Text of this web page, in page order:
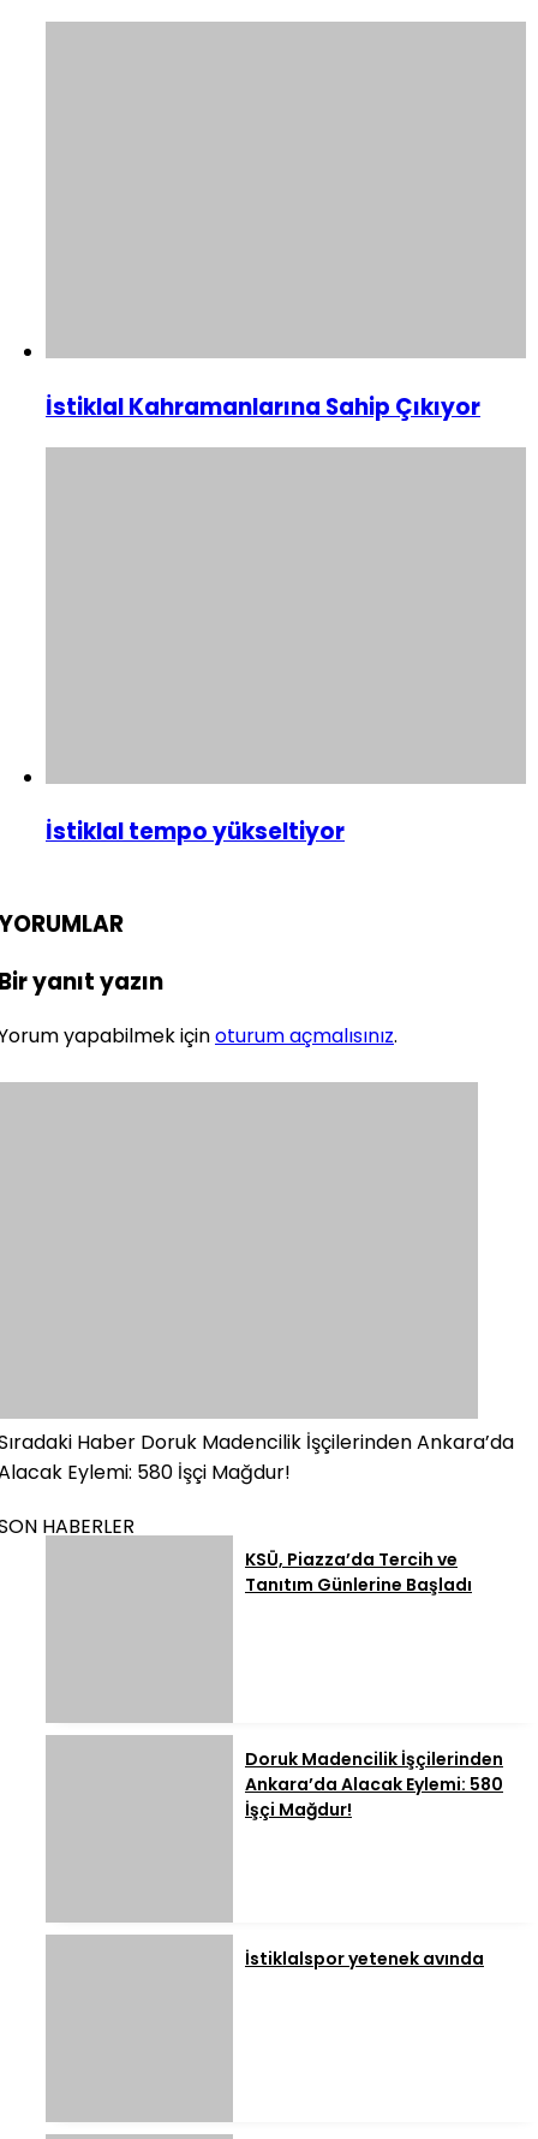
İstiklal Kahramanlarına Sahip Çıkıyor
İstiklal tempo yükseltiyor
yanıt yazın
yapabilmek içinoturum açmalısınız.
Haber Doruk Madencilik İşçilerinden Ankara’da
Eylemi: 580 İşçi Mağdur!
HABERLER
KSÜ, Piazza’da Tercih ve
Tanıtım Günlerine Başladı
Doruk Madencilik İşçilerinden
Ankara’da Alacak Eylemi: 580
İşçi Mağdur!
İstiklalspor yetenek avında